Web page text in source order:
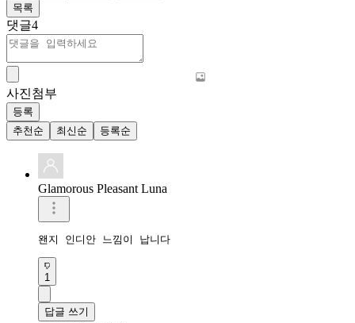
목록
댓글4
사진첨부
등록
추천순
최신순 등록순
Glamorous Pleasant Luna
왠지 인디안 느낌이 납니다
1
답글 쓰기